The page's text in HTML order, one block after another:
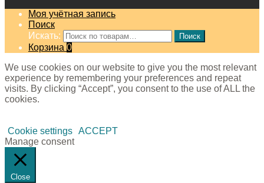
Моя учётная запись
Поиск
Искать:
Поиск
Корзина 0
We use cookies on our website to give you the most relevant
experience by remembering your preferences and repeat
visits. By clicking “Accept”, you consent to the use of ALL the
cookies.
Cookie settings ACCEPT
Manage consent
Close